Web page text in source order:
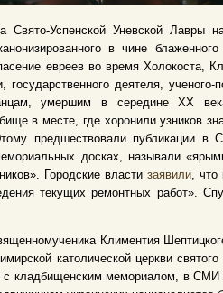
Свято-Успенской Уневской Лавры
в чине
евреев во время Холокоста,
государственного деятеля,
умершим в середине XX
в месте, где хоронили узников
предшествовали публикации в
досках, называли
Городские властизаявили, что
текущих ремонтных работ».
Климентия
католической церкви
с кладбищенским мемориалом, в